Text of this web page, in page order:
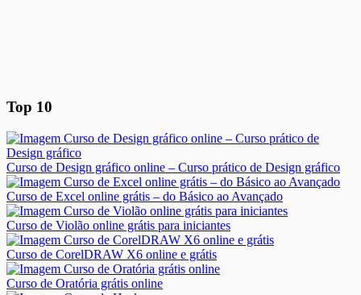
Top 10
Curso de Design gráfico online – Curso prático de Design gráfico
Curso de Excel online grátis – do Básico ao Avançado
Curso de Violão online grátis para iniciantes
Curso de CorelDRAW X6 online e grátis
Curso de Oratória grátis online